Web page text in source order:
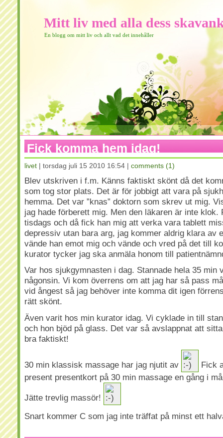
Mitt liv med alla dess
En blogg om mitt liv och allt vad det innehåller
Fick komma hem idag!
livet | torsdag juli 15 2010 16:54 | comments (1)
Blev utskriven i f.m. Känns faktiskt skönt då det
som tog stor plats. Det är för jobbigt att vara på
hemma. Det var ”knas” doktorn som skrev ut mig.
jag hade förberett mig. Men den läkaren är inte klok.
tisdags och då fick han mig att verka vara tablett
depressiv utan bara arg, jag kommer aldrig klara av
vände han emot mig och vände och vred på det till
kurator tycker jag ska anmäla honom till
Var hos sjukgymnasten i dag. Stannade hela 35 min
någonsin. Vi kom överrens om att jag har så pass
vid ångest så jag behöver inte komma dit igen
rätt skönt.
Även varit hos min kurator idag. Vi cyklade in till
och hon bjöd på glass. Det var så avslappnat att
bra faktiskt!
30 min klassisk massage har jag njutit av
Fick
present presentkort på 30 min massage en gång i
Jätte trevlig massör!
Snart kommer C som jag inte träffat på minst ett